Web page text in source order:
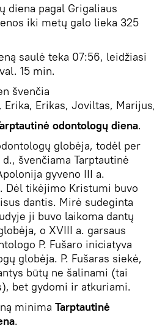
diena pagal Grigaliaus
iki metų galo lieka 325
saulė teka 07:56, leidžiasi
15 min.
švenčia
Erikas, Joviltas,
odontologų diena.
globėja, todėl per
švenčiama Tarptautinė
gyveno III a.
Dėl tikėjimo Kristumi buvo
dantis. Mirė sudeginta
ji buvo laikoma dantų
o XVIII a. garsaus
P. Fušaro iniciatyva
globėja. P. Fušaras siekė,
būtų ne šalinami (tai
bet gydomi ir atkuriami.
minima Tarptautinė
.